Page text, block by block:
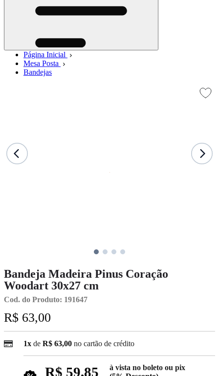
Página Inicial
Mesa Posta
Bandejas
Bandeja Madeira Pinus Coração
Woodart 30x27 cm
Cod. do Produto: 191647
R$ 63,00
1x de R$ 63,00 no cartão de crédito
R$ 59,85
à vista no boleto ou pix